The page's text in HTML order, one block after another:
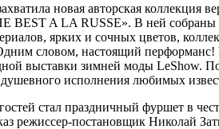
новая авторская
BEST A LA RUSSE». В ней
ярких и сочных цветов,
словом, настоящий
выставки зимней моды LeShow.
исполнения любимых
стал праздничный фуршет в
режиссер-постановщик Николай